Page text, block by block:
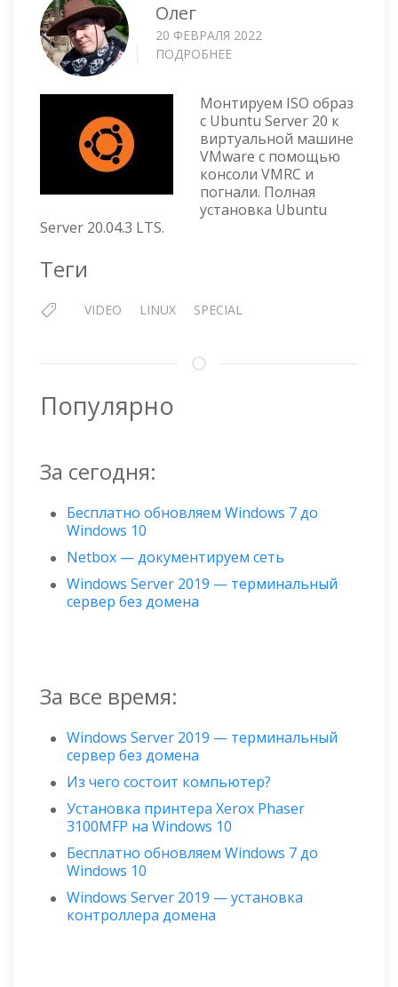
Олег
20 ФЕВРАЛЯ 2022
ПОДРОБНЕЕ
20
—
УСТАНОВКА
НА
ВИРТУАЛЬНУЮ
МАШИНУ
Монтируем ISO образ
с Ubuntu Server 20 к
виртуальной машине
VMware с помощью
консоли VMRC и
погнали. Полная
установка Ubuntu
Server 20.04.3 LTS.
Теги
VIDEO LINUX SPECIAL
Популярно
За сегодня:
Бесплатно обновляем Windows 7 до
Windows 10
Netbox — документируем сеть
Windows Server 2019 — терминальный
сервер без домена
За все время:
Windows Server 2019 — терминальный
сервер без домена
Из чего состоит компьютер?
Установка принтера Xerox Phaser
3100MFP на Windows 10
Бесплатно обновляем Windows 7 до
Windows 10
Windows Server 2019 — установка
контроллера домена